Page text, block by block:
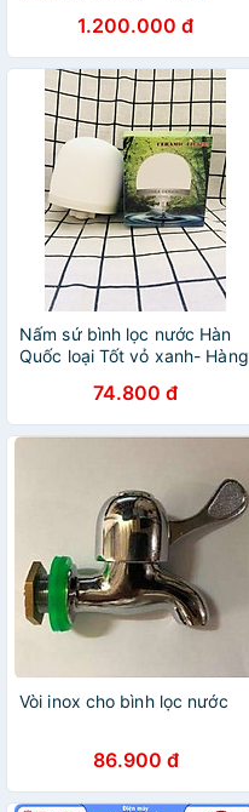
1.200.000 đ
Nấm sứ bình lọc nước Hàn
Quốc loại Tốt vỏ xanh- Hàng
74.800 đ
Vòi inox cho bình lọc nước
86.900 đ